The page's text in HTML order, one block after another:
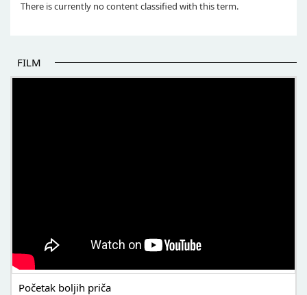
There is currently no content classified with this term.
FILM
Početak boljih priča